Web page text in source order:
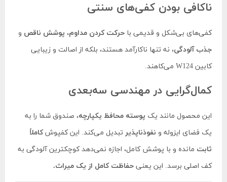
ناکافی بودن کفی‌های سنتی
کفی‌های بی‌شکل و قدیمی با حرکت کردن مداوم، پوشش ناقص و
جذب آلودگی، نه تنها ناکارآمد هستند، بلکه از اصالت و زیبایی
کابین W124 می‌کاهند.
کمال‌گرایی در مهندسی سه‌بعدی
این محصول مانند یک پوسته محافظ یکپارچه، صندوق شما را به
یک فضای ایزوله و نفوذناپذیر تبدیل می‌کند. این کفپوشکاملاً
ثابت مانده و با پوشش کامل، اجازه نمی‌دهد کوچکترین آلودگی به
کف اصلی برسد. این یعنی حفاظت کامل از یک میراث.